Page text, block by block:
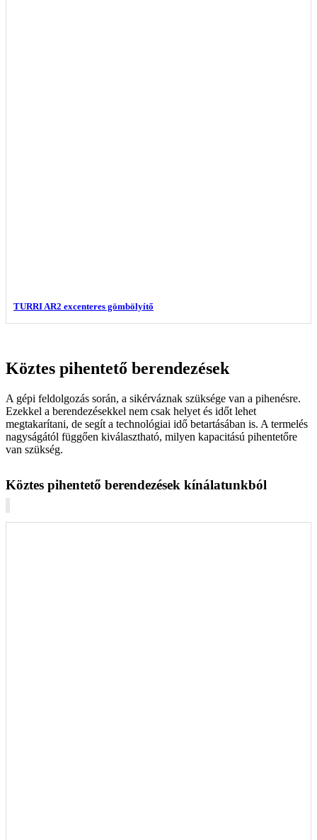
TURRI AR2 excenteres gömbölyítő
Köztes pihentető berendezések
A gépi feldolgozás során, a sikérváznak szüksége van a pihenésre.
Ezekkel a berendezésekkel nem csak helyet és időt lehet
megtakarítani, de segít a technológiai idő betartásában is. A termelés
nagyságától függően kiválasztható, milyen kapacitású pihentetőre
van szükség.
Köztes pihentető berendezések kínálatunkból